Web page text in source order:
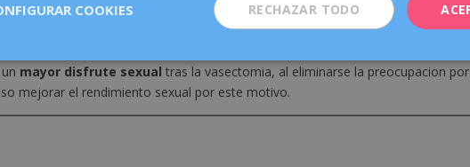
La vasectomia
no causa impotencia, no reduce el deseo sexual y
mayor disfrute sexual tras la vasectomia, al eliminarse la preocupacion por
mejorar el rendimiento sexual por este motivo.
RECHAZAR TODO
COOKIES